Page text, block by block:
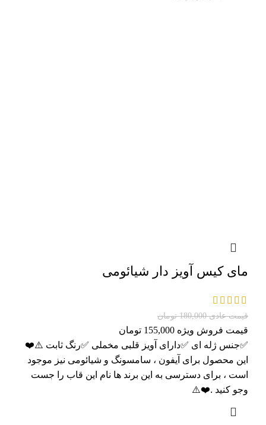
مای کیس آویز دار شیائومی
قیمت عادی180,000 تومان
قیمت فروش ویژه 155,000 تومان
✅جنس ژله ای ✅دارای آویز قلبی مخملی ✅رنگ ثابت ⚠️❤️
این محصول برای آیفون ، سامسونگ و شیائومی نیز موجود
است ، برای دسترسی به این برند ها نام این قاب را جست
وجو کنید .❤️⚠️